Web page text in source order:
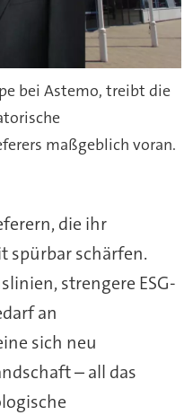
bei Astemo, treibt die
maßgeblich voran.
die ihr
spürbar schärfen.
strengere ESG-
an
sich neu
– all das